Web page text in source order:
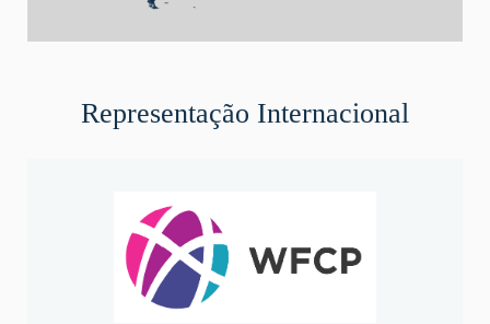
Representação Internacional